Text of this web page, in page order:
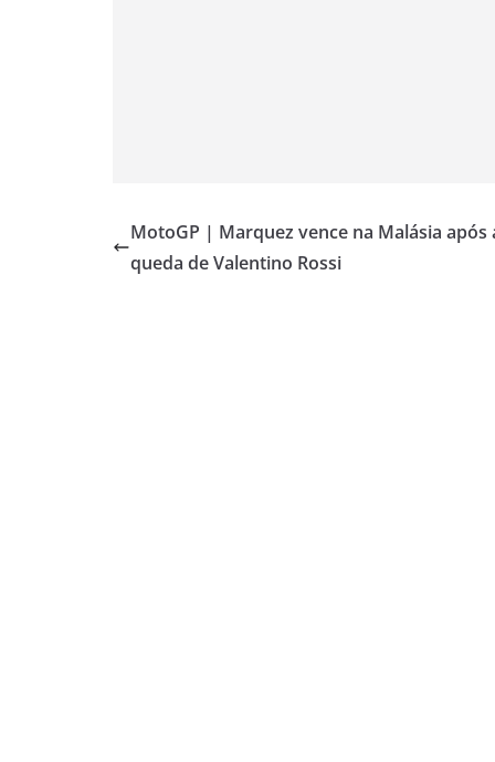
MotoGP | Marquez vence na Malásia após
queda de Valentino Rossi